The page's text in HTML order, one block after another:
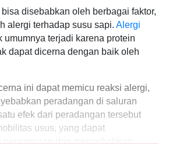
disebabkan oleh berbagai faktor,
alergi terhadap susu sapi. Alergi
umumnya terjadi karena protein
dapat dicerna dengan baik oleh
ini dapat memicu reaksi alergi,
peradangan di saluran
efek dari peradangan tersebut
usus, yang dapat